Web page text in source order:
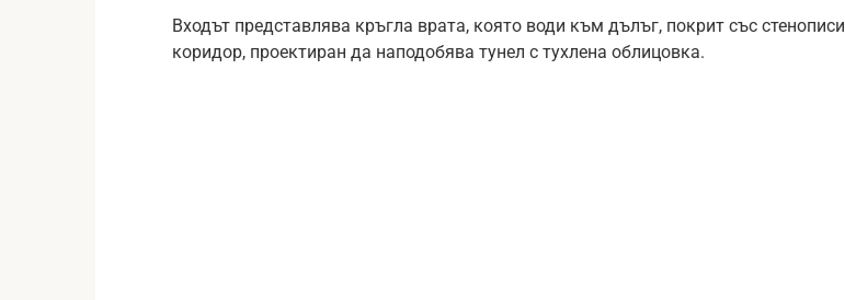
Входът представлява кръгла врата, която води към дълъг, покрит със стенописи
коридор, проектиран да наподобява тунел с тухлена облицовка.